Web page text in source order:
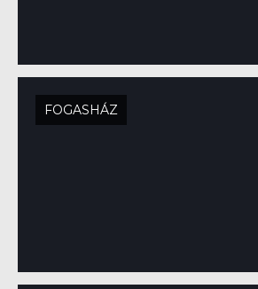
FOGASHÁZ